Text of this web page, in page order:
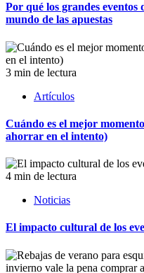
Por qué los grandes
mundo de las apuestas
3 min de lectura
Artículos
Cuándo es el mejor
ahorrar en el intento)
4 min de lectura
Noticias
El impacto cultural de los